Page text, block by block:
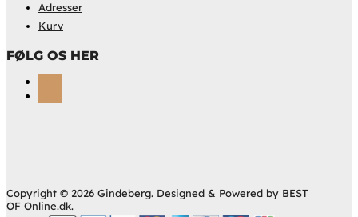
Adresser
Kurv
FØLG OS HER
Copyright © 2026 Gindeberg. Designed & Powered by BEST
OF Online.dk.